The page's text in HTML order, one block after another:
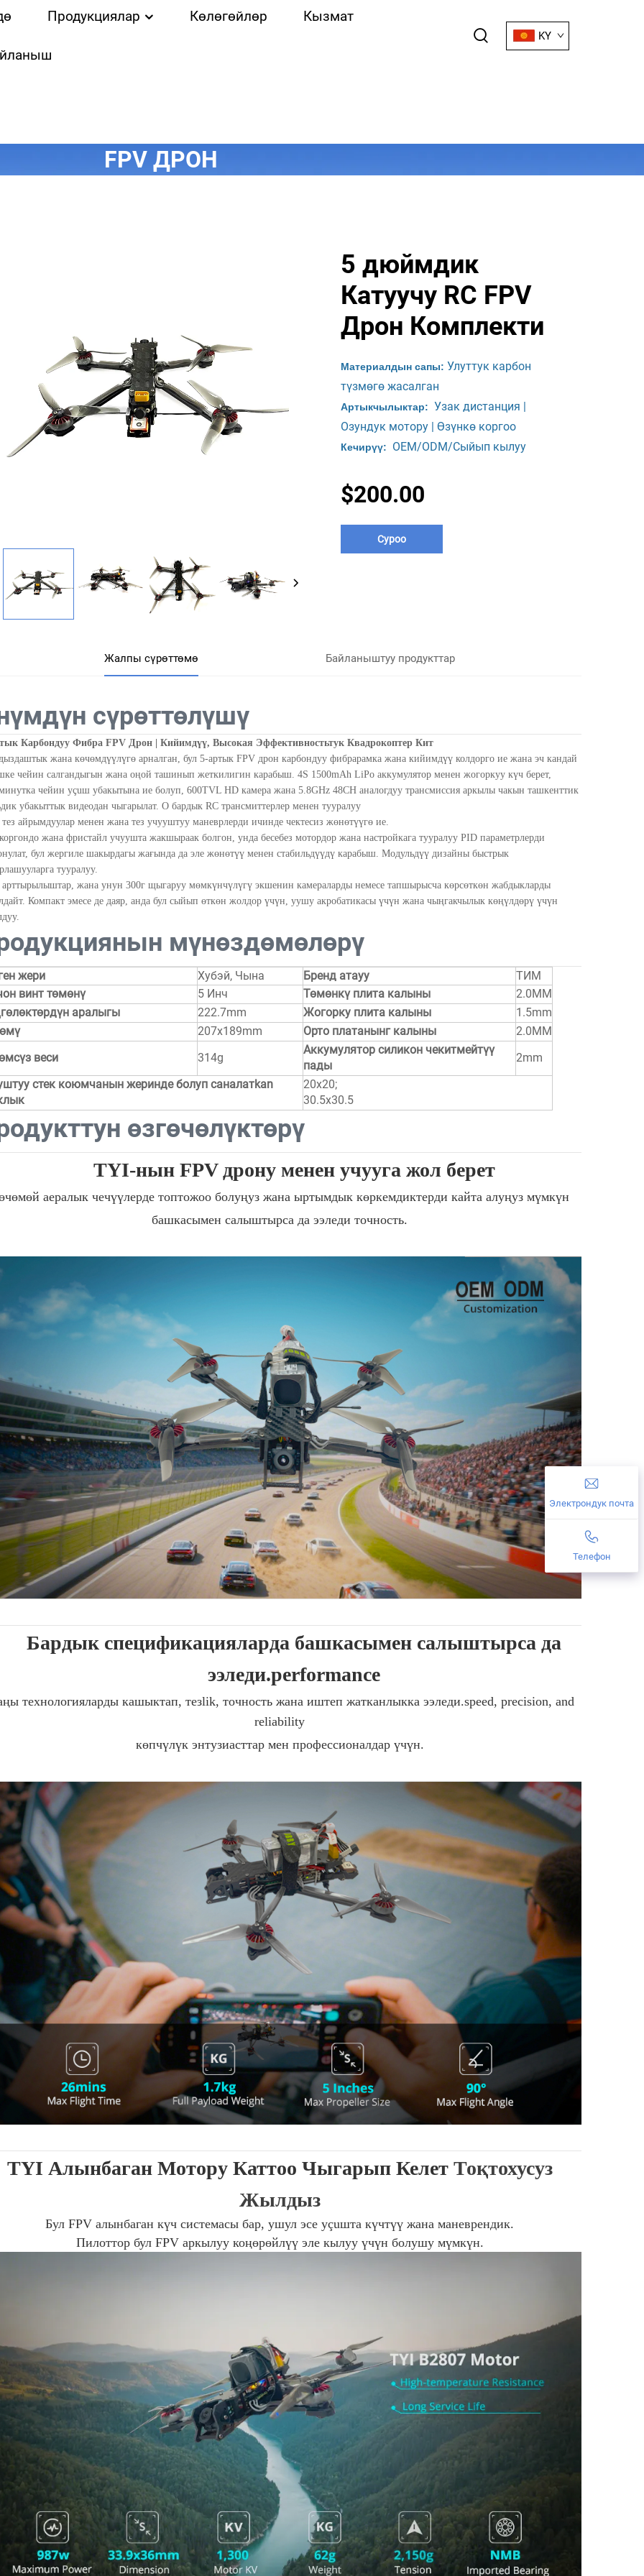
Продукциялар Көлөгөйлөр Кызмат
KY
FPV ДРОН
5 дюймдик
Катуучу RC FPV
Дрон Комплекти
Материалдын сапы: Улуттук карбон
түзмөгө жасалган
Артыкчылыктар: Узак дистанция |
Озундук мотору | Өзүнкө коргоо
Кечирүү: OEM/ODM/Сыйып кылуу
$200.00
Суроо
Жалпы сүрөттөмө Байланыштуу продукттар
сүрөттөлүшү
Карбондуу Фибра FPV Дрон | Кийимдүү, Высокая Эффективностьтук Квадрокоптер Кит
жана көчөмдүүлүгө арналган, бул 5-артык FPV дрон карбондуу фибрарамка жана кийимдүү колдорго ие жана эч кандай
чейин салгандыгын жана оңой ташинып жеткилигин карабыш. 4S 1500mAh LiPo аккумулятор менен жогоркуу күч берет,
чейин уçuш убакытына ие болуп, 600TVL HD камера жана 5.8GHz 48CH аналогдуу трансмиссия аркылы чакын ташкенттик
убакыттык видеодан чыгарылат. О бардык RC трансмиттерлер менен тууралуу
айрымдуулар менен жана тез учууштуу маневрлерди ичинде чектесиз жөнөтүүгө ие.
жана фристайл учуушта жакшыраак болгон, унда бесебез мотордор жана настройкага тууралуу PID параметрлерди
бул жергиле шакырдагы жағында да эле жөнөтүү менен стабильдүүдү карабыш. Модульдүү дизайны быстрык
тууралуу.
жана унун 300г щыгаруу мөмкүнчүлүгү экшенин камераларды немесе тапшырысча көрсөткөн жабдыкларды
Компакт эмесе де даяр, анда бул сыйып өткөн жолдор үчүн, уушу акробатикасы үчүн жана чыңгакчылык көңүлдөрү үчүн
мүнөздөмөлөрү
жери Хубэй, Чына Бренд атауу
ТИМ
винт төмөнү
5 Инч Төмөнкү плита калыны
2.0MM
аралыгы
222.7mm Жогорку плита калыны
1.5mm
207x189mm Орто платанынг калыны
2.0MM
веси
314g
Аккумулятор силикон чекитмейтүү
пады
2mm
стек коюмчанын жеринде болуп саналатkan
20x20;
30.5x30.5
өзгөчөлүктөрү
TYI-нын FPV дрону менен учууга жол берет
аералык чечүүлерде топтожоо болуңуз жана ыртымдык көркемдиктерди кайта алуңуз мүмкүн
башкасымен салыштырса да ээледи точность.
Бардык спецификацияларда башкасымен салыштырса да
ээледи.performance
технологияларды кашыктап, тезlik, точность жана иштеп жатканлыкка ээледи.speed, precision, and
reliability
көпчүлүк энтузиасттар мен профессионалдар үчүн.
TYI Алынбаган Мотору Каттоо Чыгарып Келет Тоқтохусуз
Жылдыз
Бул FPV алынбаган күч системасы бар, ушул эсе уçuшта күчтүү жана маневрендик.
Пилоттор бул FPV аркылуу коңөрөйлүү эле кылуу үчүн болушу мүмкүн.
Электрондук почта
Телефон